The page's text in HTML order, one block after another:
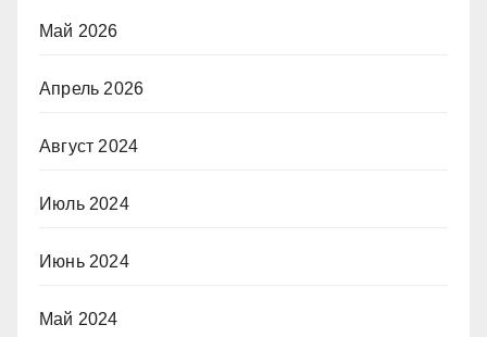
Май 2026
Апрель 2026
Август 2024
Июль 2024
Июнь 2024
Май 2024